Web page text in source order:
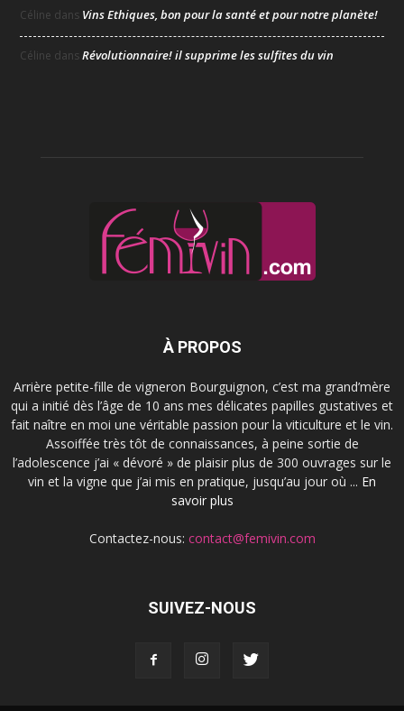
Céline dans Vins Ethiques, bon pour la santé et pour notre planète!
Céline dansRévolutionnaire! il supprime les sulfites du vin
À PROPOS
Arrière petite-fille de vigneron Bourguignon, c’est ma grand’mère
qui a initié dès l’âge de 10 ans mes délicates papilles gustatives et
fait naître en moi une véritable passion pour la viticulture et le vin.
Assoiffée très tôt de connaissances, à peine sortie de
l’adolescence j’ai « dévoré » de plaisir plus de 300 ouvrages sur le
vin et la vigne que j’ai mis en pratique, jusqu’au jour où ... En
savoir plus
Contactez-nous: contact@femivin.com
SUIVEZ-NOUS